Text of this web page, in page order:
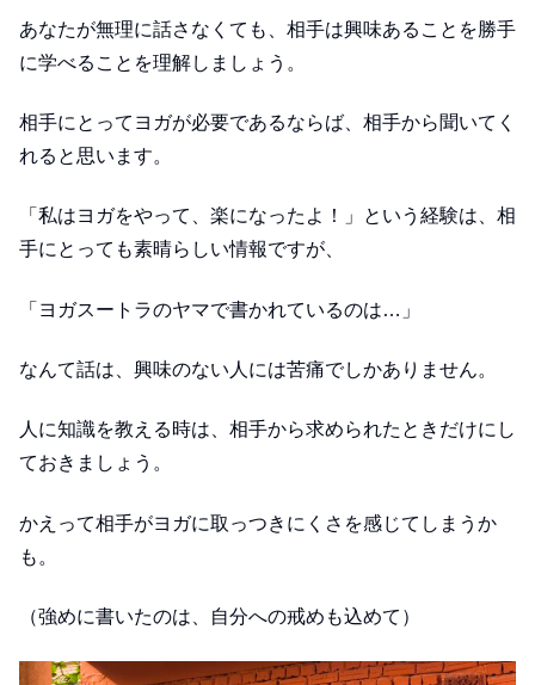
あなたが無理に話さなくても、相手は興味あることを勝手
に学べることを理解しましょう。
相手にとってヨガが必要であるならば、相手から聞いてく
れると思います。
「私はヨガをやって、楽になったよ！」という経験は、相
手にとっても素晴らしい情報ですが、
「ヨガスートラのヤマで書かれているのは…」
なんて話は、興味のない人には苦痛でしかありません。
人に知識を教える時は、相手から求められたときだけにし
ておきましょう。
かえって相手がヨガに取っつきにくさを感じてしまうか
も。
（強めに書いたのは、自分への戒めも込めて）